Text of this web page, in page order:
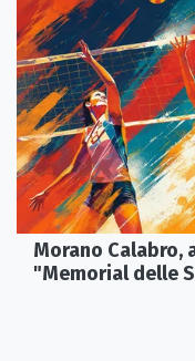
Morano Calabro,
"Memorial delle